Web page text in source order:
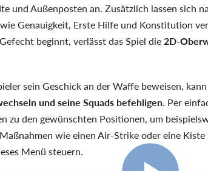
und Außenposten an. Zusätzlich lassen sich
Genauigkeit, Erste Hilfe und Konstitution
beginnt, verlässt das Spiel die 2D-
sein Geschick an der Waffe beweisen,
und seine Squads befehligen. Per
zu den gewünschten Positionen, um
wie einen Air-Strike oder eine
Menü steuern.